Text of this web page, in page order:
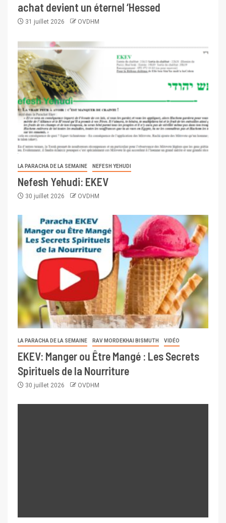
achat devient un éternel ‘Hessed
31 juillet 2026 OVDHM
LA PARACHA DE LA SEMAINE NEFESH YEHUDI
Nefesh Yehudi: EKEV
30 juillet 2026 OVDHM
LA PARACHA DE LA SEMAINE RAV MORDEKHAI BISMUTH VIDÉO
EKEV: Manger ou Être Mangé : Les Secrets
Spirituels de la Nourriture
30 juillet 2026 OVDHM